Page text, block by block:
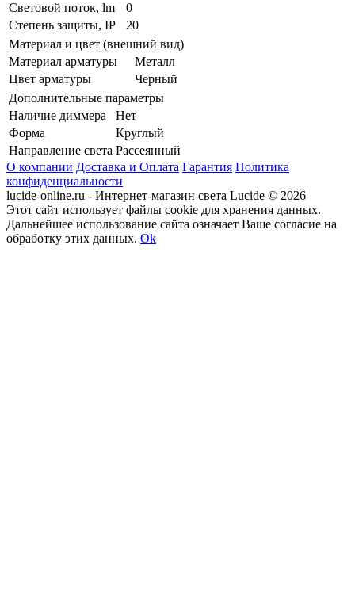
Световой поток, lm
0
Степень защиты, IP
20
Материал и цвет (внешний вид)
Материал арматуры
Металл
Цвет арматуры
Черный
Дополнительные параметры
Наличие диммера
Нет
Форма
Круглый
Направление света Рассеянный
О компании Доставка и Оплата Гарантия Политика
конфиденциальности
lucide-online.ru - Интернет-магазин света Lucide © 2026
Этот сайт использует файлы cookie для хранения данных.
Дальнейшее использование сайта означает Ваше согласие на
обработку этих данных. Ok